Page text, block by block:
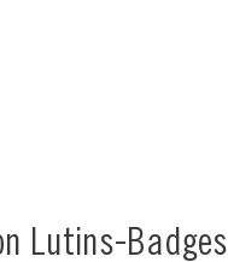
Lutins-Badges